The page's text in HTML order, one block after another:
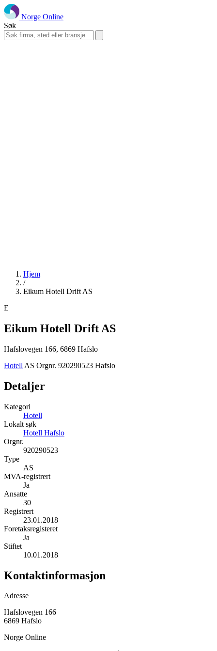
Norge Online
Søk
Hjem
/
Eikum Hotell Drift AS
E
Eikum Hotell Drift AS
Hafslovegen 166, 6869 Hafslo
Hotell AS Orgnr. 920290523 Hafslo
Detaljer
Kategori
Hotell
Lokalt søk
Hotell Hafslo
Orgnr.
920290523
Type
AS
MVA-registrert
Ja
Ansatte
30
Registrert
23.01.2018
Foretaksregisteret
Ja
Stiftet
10.01.2018
Kontaktinformasjon
Adresse
Hafslovegen 166
6869 Hafslo
Norge Online